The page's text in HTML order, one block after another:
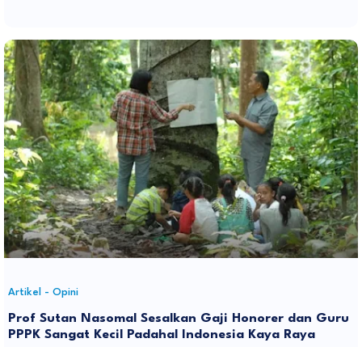
Artikel - Opini
Prof Sutan Nasomal Sesalkan Gaji Honorer dan Guru
PPPK Sangat Kecil Padahal Indonesia Kaya Raya